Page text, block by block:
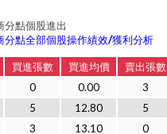
分點個股進出
分點全部個股操作績效/獲利分析
買進張數 買進均價 賣出張數
0 0.00 3
5 12.80 5
3 13.10 0